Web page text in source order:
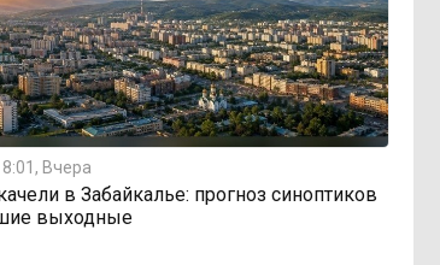
Вчера
в Забайкалье: прогноз синоптиков
выходные